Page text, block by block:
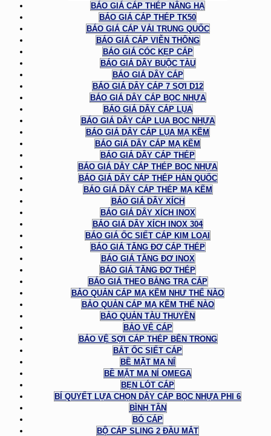
BÁO GIÁ CÁP THÉP NÂNG HẠ
BÁO GIÁ CÁP THÉP TK50
BÁO GIÁ CÁP VẢI TRUNG QUỐC
BÁO GIÁ CÁP VIỄN THÔNG
BÁO GIÁ CÓC KẸP CÁP
BÁO GIÁ DÂY BUỘC TÀU
BÁO GIÁ DÂY CÁP
BÁO GIÁ DÂY CÁP 7 SỢI D12
BÁO GIÁ DÂY CÁP BỌC NHỰA
BÁO GIÁ DÂY CÁP LỤA
BÁO GIÁ DÂY CÁP LỤA BỌC NHỰA
BÁO GIÁ DÂY CÁP LỤA MẠ KẼM
BÁO GIÁ DÂY CÁP MẠ KẼM
BÁO GIÁ DÂY CÁP THÉP
BÁO GIÁ DÂY CÁP THÉP BỌC NHỰA
BÁO GIÁ DÂY CÁP THÉP HÀN QUỐC
BÁO GIÁ DÂY CÁP THÉP MẠ KẼM
BÁO GIÁ DÂY XÍCH
BÁO GIÁ DÂY XÍCH INOX
BÁO GIÁ DÂY XÍCH INOX 304
BÁO GIÁ ỐC SIẾT CÁP KIM LOẠI
BÁO GIÁ TĂNG ĐƠ CÁP THÉP
BÁO GIÁ TĂNG ĐƠ INOX
BÁO GIÁ TĂNG ĐƠ THÉP
BÁO GIÁ THEO BẢNG TRA CÁP
BẢO QUẢN CÁP MẠ KẼM NHƯ THẾ NÀO
BẢO QUẢN CÁP MẠ KẼM THẾ NÀO
BẢO QUẢN TÀU THUYỀN
BẢO VỆ CÁP
BẢO VỆ SỢI CÁP THÉP BÊN TRONG
BẮT ỐC SIẾT CÁP
BỀ MẶT MA NÍ
BỀ MẶT MA NÍ OMEGA
BẸN LÓT CÁP
BÍ QUYẾT LỰA CHỌN DÂY CÁP BỌC NHỰA PHI 6
BÌNH TÂN
BÓ CÁP
BỘ CÁP SLING 2 ĐẦU MẮT